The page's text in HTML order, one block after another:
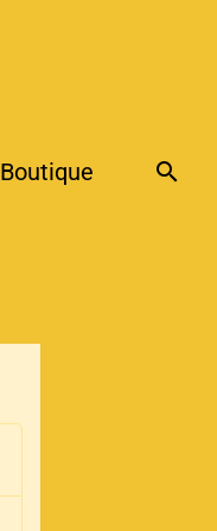
Boutique